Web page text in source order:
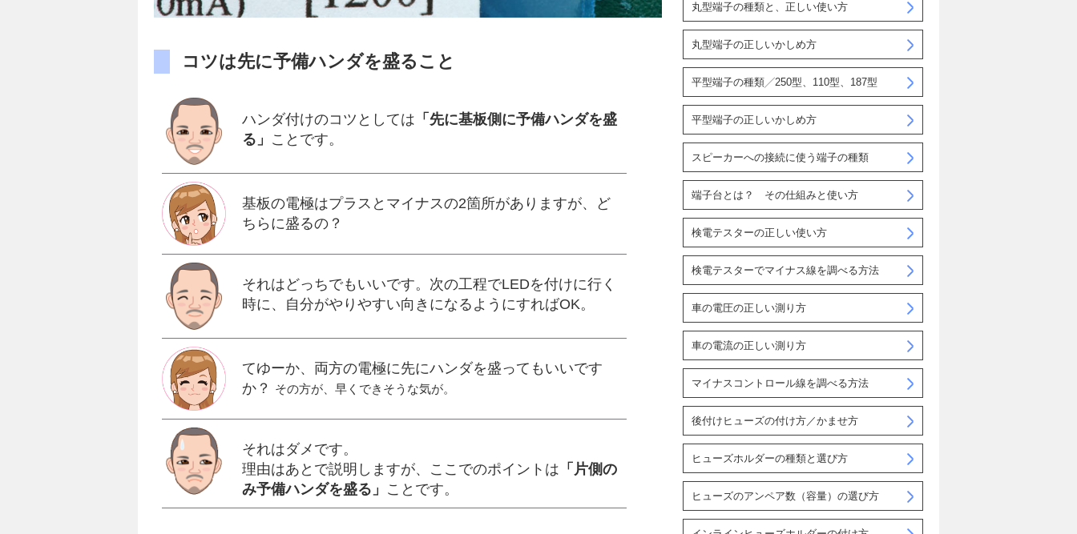
コツは先に予備ハンダを盛ること
ハンダ付けのコツとしては 「先に基板側に予備ハンダを盛
る」 ことです。
基板の電極はプラスとマイナスの2箇所がありますが、ど
ちらに盛るの？
それはどっちでもいいです。次の工程でLEDを付けに行く
時に、自分がやりやすい向きになるようにすればOK。
てゆーか、両方の電極に先にハンダを盛ってもいいです
か？
その方が、早くできそうな気が。
それはダメです。
理由はあとで説明しますが、ここでのポイントは 「片側の
み予備ハンダを盛る」 ことです。
丸型端子の種類と、正しい使い方
丸型端子の正しいかしめ方
平型端子の種類╱250型、110型、187型
平型端子の正しいかしめ方
スピーカーへの接続に使う端子の種類
端子台とは？ その仕組みと使い方
検電テスターの正しい使い方
検電テスターでマイナス線を調べる方法
車の電圧の正しい測り方
車の電流の正しい測り方
マイナスコントロール線を調べる方法
後付けヒューズの付け方／かませ方
ヒューズホルダーの種類と選び方
ヒューズのアンペア数（容量）の選び方